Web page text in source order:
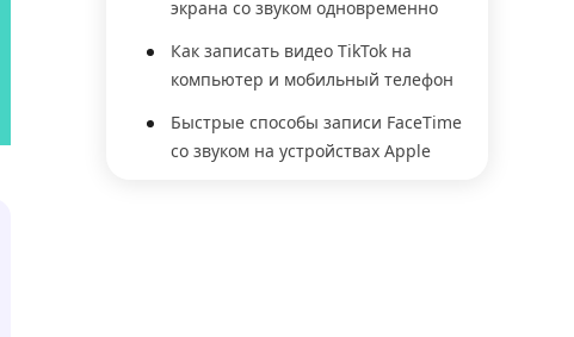
экрана со звуком одновременно
Как записать видео TikTok на
компьютер и мобильный телефон
Быстрые способы записи FaceTime
со звуком на устройствах Apple